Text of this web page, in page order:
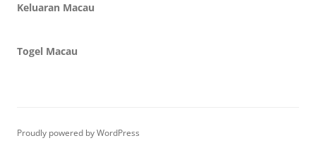
Keluaran Macau
Togel Macau
Proudly powered by WordPress